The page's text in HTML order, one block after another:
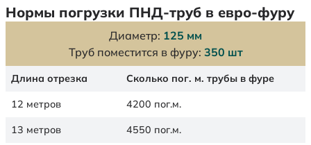
Нормы погрузки ПНД-труб в евро-фуру
Диаметр: 125 мм
Труб поместится в фуру: 350 шт
Длина отрезка Сколько пог. м. трубы в фуре
12 метров 4200 пог.м.
13 метров 4550 пог.м.